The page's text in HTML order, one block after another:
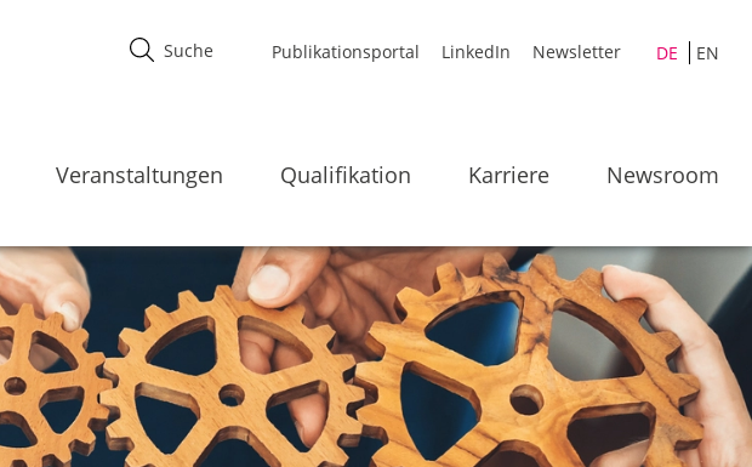
Publikationsportal LinkedIn Newsletter DE EN
Veranstaltungen Qualifikation Karriere Newsroom